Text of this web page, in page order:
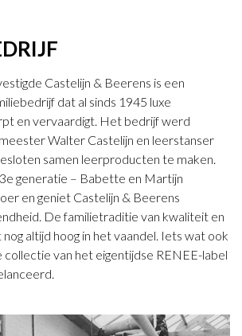
Castelijn & Beerens is een
dat al sinds 1945 luxe
en vervaardigt. Het bedrijf werd
Walter Castelijn en leerstanser
samen leerproducten te maken.
generatie – Babette en Martijn
en geniet Castelijn & Beerens
De familietraditie van kwaliteit en
altijd hoog in het vaandel. Iets wat ook
collectie van het eigentijdse RENEE-label